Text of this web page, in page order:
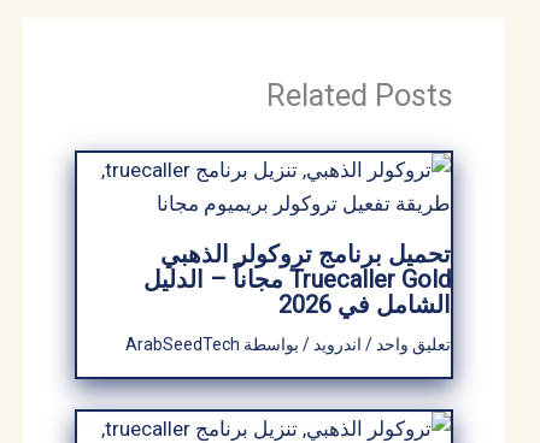
Related Posts
تحميل برنامج تروكولر الذهبي
Truecaller Gold مجاناً – الدليل
الشامل في 2026
تعليق واحد/ اندرويد/ بواسطةArabSeedTech